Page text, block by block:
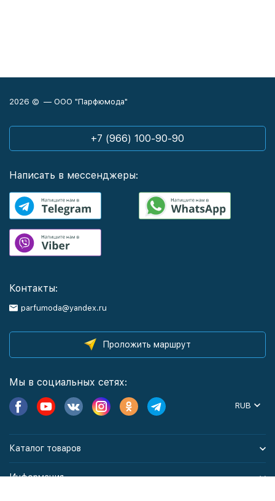
2026 © — ООО "Парфюмода"
+7 (966) 100-90-90
Написать в мессенджеры:
Контакты:
parfumoda@yandex.ru
Проложить маршрут
Мы в социальных сетях:
RUB
Каталог товаров
Информация